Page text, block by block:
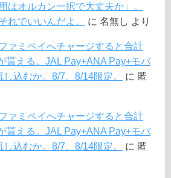
はオルカン一択で大丈夫か」。
れでいいんだよ。
に 名無し より
ァミペイへチャージすると合計
貰える。JAL Pay+ANA Pay+モバ
込むか。8/7、8/14限定。
に 匿
ァミペイへチャージすると合計
貰える。JAL Pay+ANA Pay+モバ
込むか。8/7、8/14限定。
に 匿